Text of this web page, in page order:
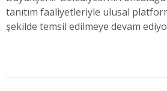
tanıtım faaliyetleriyle ulusal
şekilde temsil edilmeye devam